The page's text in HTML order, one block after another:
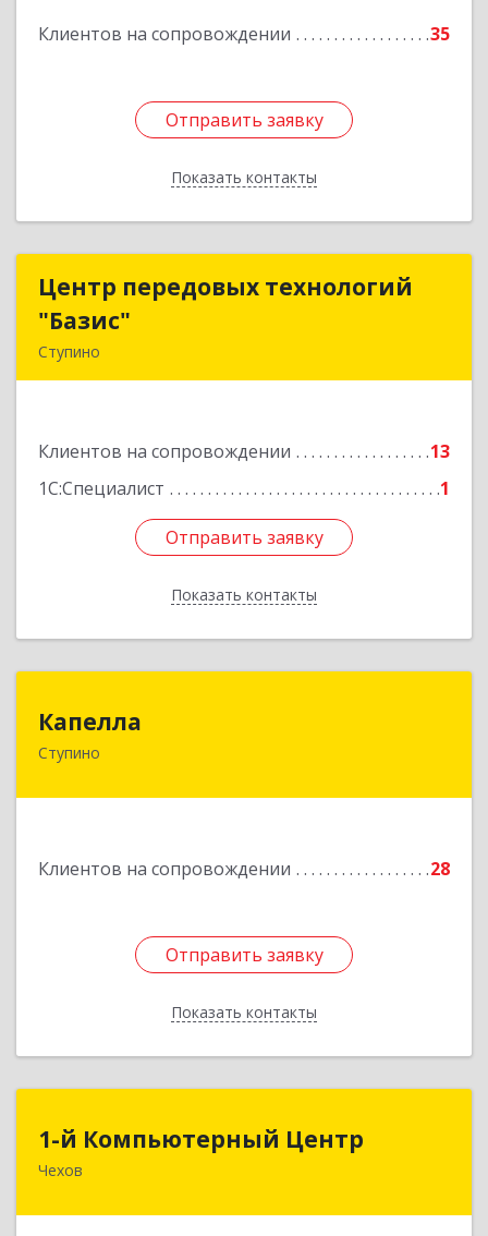
Клиентов на сопровождении 35
Отправить заявку
Показать контакты
Отправить заявку
Назад
Центр передовых технологий
"Базис"
Ступино
Клиентов на сопровождении
13
1С:Специалист
1
Отправить заявку
Показать контакты
Центр передовых технологий
Подробнее
Отправить заявку
Назад
Капелла
Ступино
Клиентов на сопровождении 28
Отправить заявку
Показать контакты
142800, Московская обл, Ступино г, Андропова
Отправить заявку
Назад
1-й Компьютерный Центр
Чехов
1-й Компьютерный Центр
142306, Московская обл, Чеховский р-н, Чехов